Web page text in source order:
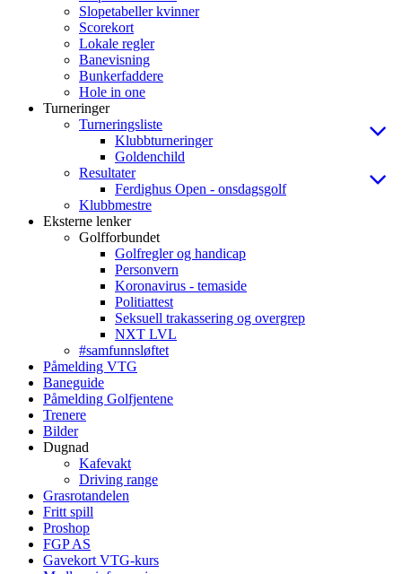
Slopetabeller kvinner
Scorekort
Lokale regler
Banevisning
Bunkerfaddere
Hole in one
Turneringer
Turneringsliste
Klubbturneringer
Goldenchild
Resultater
Ferdighus Open - onsdagsgolf
Klubbmestre
Eksterne lenker
Golfforbundet
Golfregler og handicap
Personvern
Koronavirus - temaside
Politiattest
Seksuell trakassering og overgrep
NXT LVL
#samfunnsløftet
Påmelding VTG
Baneguide
Påmelding Golfjentene
Trenere
Bilder
Dugnad
Kafevakt
Driving range
Grasrotandelen
Fritt spill
Proshop
FGP AS
Gavekort VTG-kurs